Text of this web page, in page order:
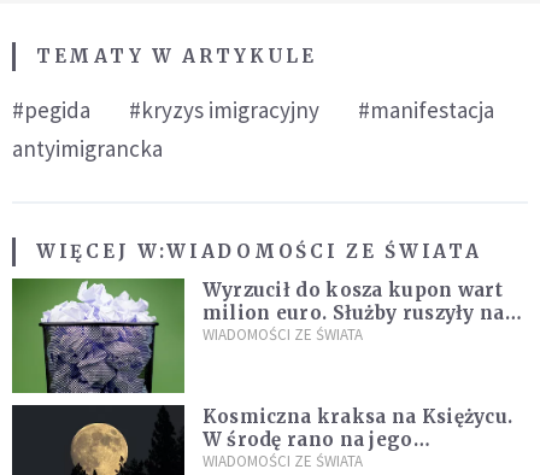
TEMATY W ARTYKULE
#pegida #kryzys imigracyjny
#manifestacja
antyimigrancka
WIĘCEJ W:WIADOMOŚCI ZE ŚWIATA
Wyrzucił do kosza kupon wart
milion euro. Służby ruszyły na
poszukiwania
WIADOMOŚCI ZE ŚWIATA
Kosmiczna kraksa na Księżycu.
W środę rano na jego
powierzchni dojdzie do
WIADOMOŚCI ZE ŚWIATA